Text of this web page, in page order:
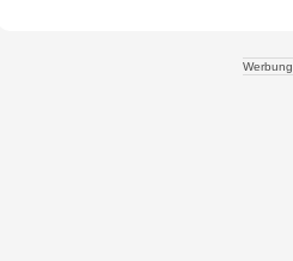
Werbung